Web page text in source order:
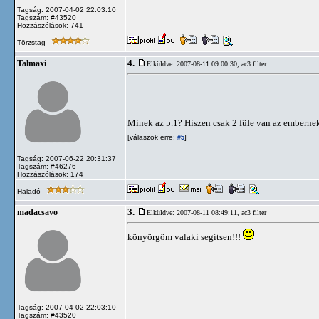
Tagság: 2007-04-02 22:03:10
Tagszám: #43520
Hozzászólások: 741
Törzstag
Talmaxi
Tagság: 2007-06-22 20:31:37
Tagszám: #46276
Hozzászólások: 174
4. Elküldve: 2007-08-11 09:00:30, ac3 filter
Minek az 5.1? Hiszen csak 2 füle van az
[válaszok erre: #5]
Haladó
madacsavo
Tagság: 2007-04-02 22:03:10
Tagszám: #43520
3. Elküldve: 2007-08-11 08:49:11, ac3 filter
könyörgöm valaki segítsen!!!